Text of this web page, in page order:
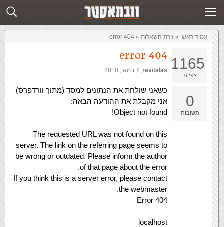
שלח תשובה זירת השאלות
עמוד ראשי » ‏זירת השאלות‏ »
error 404
1165
צפיות
0
תשובות
error 404
revitalas
,‏ 7 במאי, 2010
כשאני שולחת את הנתונים למסד (מתוך וורדפרס)
אני מקבלת את ההודעה הבאה:
Object not found!
The requested URL was not found on this
server. The link on the referring page seems to
be wrong or outdated. Please inform the author
of that page about the error.
If you think this is a server error, please contact
the webmaster.
Error 404
localhost